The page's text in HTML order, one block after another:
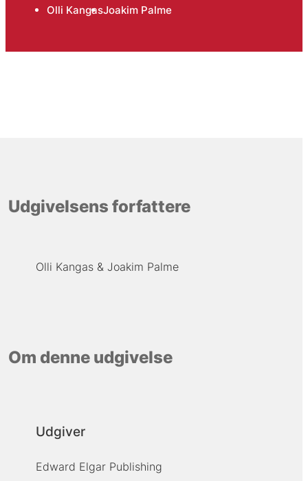
Olli KangasJoakim Palme
Udgivelsens forfattere
Olli Kangas Joakim Palme
Om denne udgivelse
Udgiver
Edward Elgar Publishing